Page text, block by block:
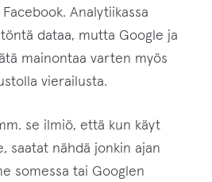
Analytiikassa
dataa, mutta Google ja
mainontaa varten myös
vierailusta.
se ilmiö, että kun käyt
saatat nähdä jonkin ajan
somessa tai Googlen